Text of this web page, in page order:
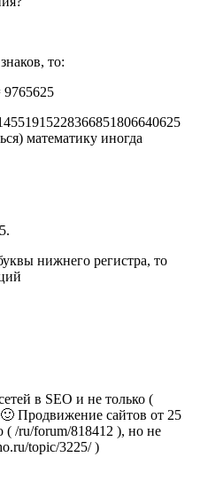
то:
математику иногда
нижнего регистра, то
в SEO и не только (
Продвижение сайтов от 25
( /ru/forum/818412 ), но не
topic/3225/ )